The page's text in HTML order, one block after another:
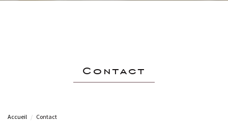
contact
Accueil Contact